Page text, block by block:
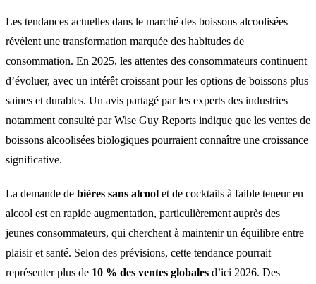
Les tendances actuelles dans le marché des boissons alcoolisées
révèlent une transformation marquée des habitudes de
consommation. En 2025, les attentes des consommateurs continuent
d’évoluer, avec un intérêt croissant pour les options de boissons plus
saines et durables. Un avis partagé par les experts des industries
notamment consulté parWise Guy Reports indique que les ventes de
boissons alcoolisées biologiques pourraient connaître une croissance
significative.
La demande de bières sans alcool et de cocktails à faible teneur en
alcool est en rapide augmentation, particulièrement auprès des
jeunes consommateurs, qui cherchent à maintenir un équilibre entre
plaisir et santé. Selon des prévisions, cette tendance pourrait
représenter plus de 10 % des ventes globales d’ici 2026. Des